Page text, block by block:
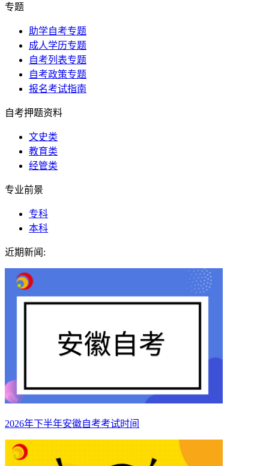
专题
助学自考专题
成人学历专题
自考列表专题
自考政策专题
报名考试指南
自考押题资料
文史类
教育类
经管类
专业前景
专科
本科
近期新闻:
2026年下半年安徽自考考试时间